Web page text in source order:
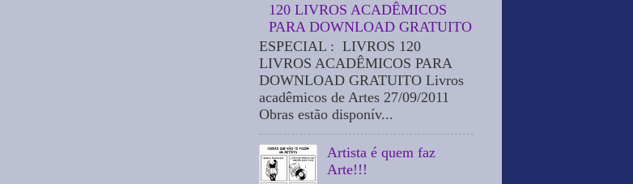
120 LIVROS ACADÊMICOS
PARA DOWNLOAD GRATUITO
ESPECIAL : LIVROS 120
LIVROS ACADÊMICOS PARA
DOWNLOAD GRATUITO Livros
acadêmicos de Artes 27/09/2011
Obras estão disponív...
Artista é quem faz
Arte!!!